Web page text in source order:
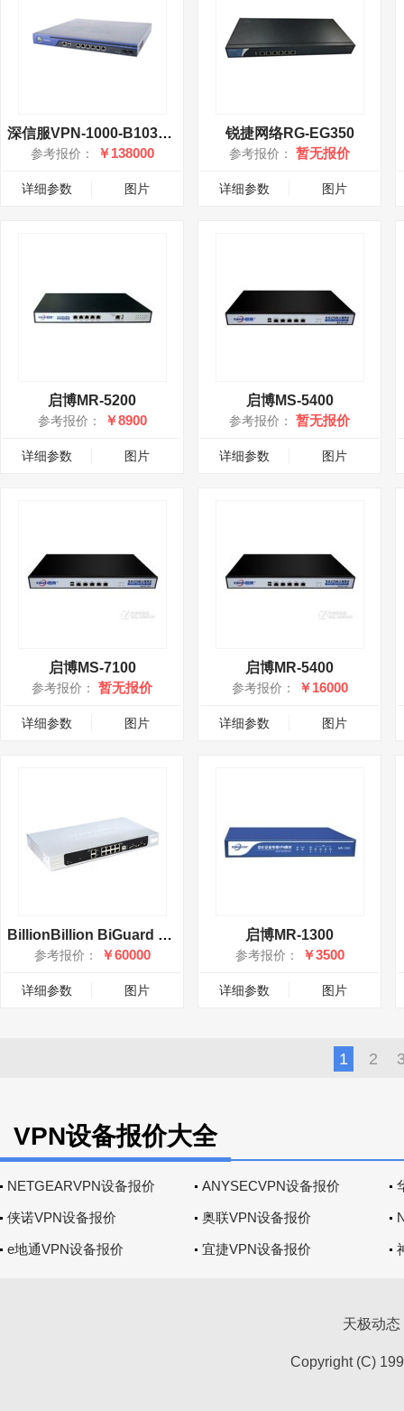
深信服VPN-1000-B1030-V7
参考报价： ￥138000
详细参数 图片
锐捷网络RG-EG350
参考报价： 暂无报价
详细参数 图片
启博MR-5200
参考报价： ￥8900
详细参数 图片
启博MS-5400
参考报价： 暂无报价
详细参数 图片
启博MS-7100
参考报价： 暂无报价
详细参数 图片
启博MR-5400
参考报价： ￥16000
详细参数 图片
BillionBillion BiGuard S6000
参考报价： ￥60000
详细参数 图片
启博MR-1300
参考报价： ￥3500
详细参数 图片
1 2
VPN设备报价大全
NETGEARVPN设备报价 ANYSECVPN设备报价
侠诺VPN设备报价 奥联VPN设备报价
e地通VPN设备报价 宜捷VPN设备报价
天极动态
Copyright (C)